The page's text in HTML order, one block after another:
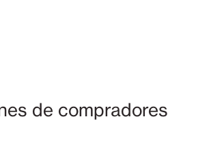
de compradores